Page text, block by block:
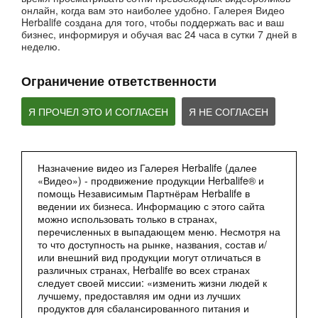
онлайн, когда вам это наиболее удобно. Галерея Видео
Herbalife создана для того, чтобы поддержать вас и ваш
бизнес, информируя и обучая вас 24 часа в сутки 7 дней в
неделю.
Ограничение ответственности
Я ПРОЧЕЛ ЭТО И СОГЛАСЕН Я НЕ СОГЛАСЕН
Назначение видео из Галерея Herbalife (далее
«Видео») - продвижение продукции Herbalife® и
помощь Независимым Партнёрам Herbalife в
ведении их бизнеса. Информацию с этого сайта
можно использовать только в странах,
перечисленных в выпадающем меню. Несмотря на
то что доступность на рынке, названия, состав и/
или внешний вид продукции могут отличаться в
различных странах, Herbalife во всех странах
следует своей миссии: «изменить жизни людей к
лучшему, предоставляя им одни из лучших
продуктов для сбалансированного питания и
Вебинар - Пищеварение
Вебинары от компании
Мультфильм - Формула 1 Вечерний Коктейль
Сбалансированное питание 24 часа